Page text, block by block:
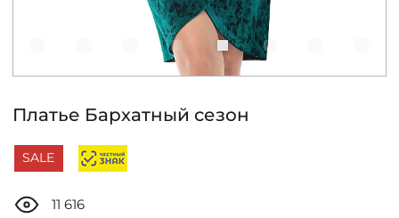
ЧАСТО ЗАДАВАЕМЫЕ ВОПРОСЫ
Платье Бархатный сезон
SALE
11 616